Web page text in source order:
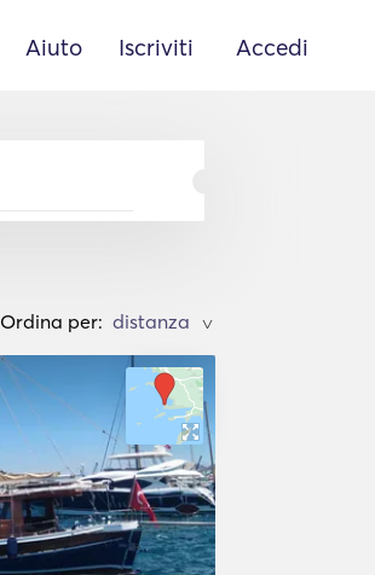
Aiuto Iscriviti Accedi
Ordina per: >